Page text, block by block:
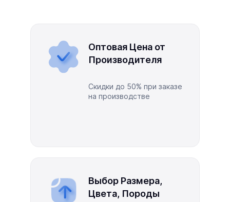
Оптовая Цена от
Производителя
Скидки до 50% при заказе
на производстве
Выбор Размера,
Цвета, Породы